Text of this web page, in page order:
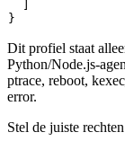
}
Dit profiel staat
Python/Node.js-
ptrace, reboot,
error.
Stel de juiste